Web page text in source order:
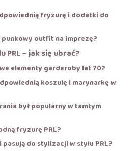
fryzurę i dodatki do
outfit na imprezę?
PRL – jak się ubrać?
elementy garderoby lat 70?
koszulę i marynarkę w
był popularny w tamtym
fryzurę PRL?
do stylizacji w stylu PRL?